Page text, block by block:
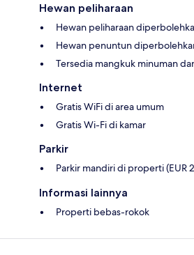
Hewan peliharaan
Hewan peliharaan
Hewan penuntun
Tersedia mangkuk minuman
Internet
Gratis WiFi di area umum
Gratis Wi-Fi di kamar
Parkir
Parkir mandiri di properti (EUR
Informasi lainnya
Properti bebas-rokok